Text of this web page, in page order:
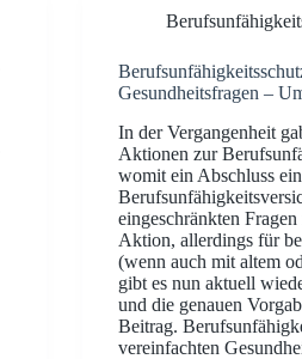
Gesundheitsfragen –
In der Vergangenheit
Aktionen zur
womit ein Abschluss
eingeschränkten
Aktion, allerdings für
(wenn auch mit altem
gibt es nun aktuell
und die genauen
Beitrag.
vereinfachten